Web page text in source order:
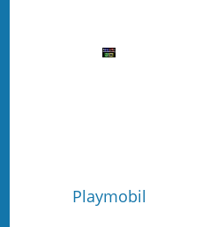
Playmobil